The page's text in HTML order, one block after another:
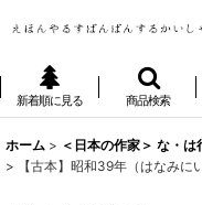
新着順に見る 商品検索
ホーム > ＜日本の作家＞ な・は
>
【古本】昭和39年（はなみに